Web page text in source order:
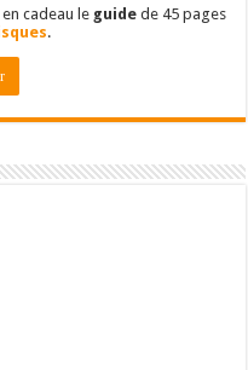
cadeau le guide de 45 pages
.